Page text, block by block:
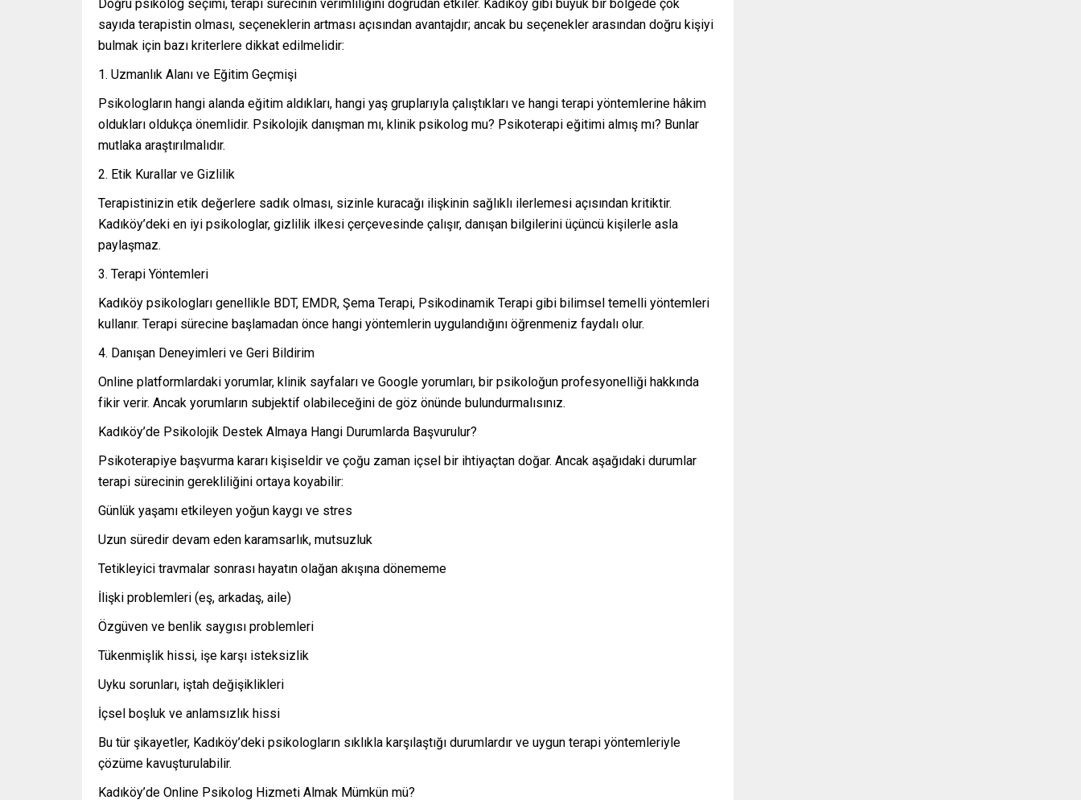
Doğru psikolog seçimi, terapi sürecinin verimliliğini doğrudan etkiler. Kadıköy gibi büyük bir bölgede çok
sayıda terapistin olması, seçeneklerin artması açısından avantajdır; ancak bu seçenekler arasından doğru kişiyi
bulmak için bazı kriterlere dikkat edilmelidir:
1. Uzmanlık Alanı ve Eğitim Geçmişi
Psikologların hangi alanda eğitim aldıkları, hangi yaş gruplarıyla çalıştıkları ve hangi terapi yöntemlerine hâkim
oldukları oldukça önemlidir. Psikolojik danışman mı, klinik psikolog mu? Psikoterapi eğitimi almış mı? Bunlar
mutlaka araştırılmalıdır.
2. Etik Kurallar ve Gizlilik
Terapistinizin etik değerlere sadık olması, sizinle kuracağı ilişkinin sağlıklı ilerlemesi açısından kritiktir.
Kadıköy’deki en iyi psikologlar, gizlilik ilkesi çerçevesinde çalışır, danışan bilgilerini üçüncü kişilerle asla
paylaşmaz.
3. Terapi Yöntemleri
Kadıköy psikologları genellikle BDT, EMDR, Şema Terapi, Psikodinamik Terapi gibi bilimsel temelli yöntemleri
kullanır. Terapi sürecine başlamadan önce hangi yöntemlerin uygulandığını öğrenmeniz faydalı olur.
4. Danışan Deneyimleri ve Geri Bildirim
Online platformlardaki yorumlar, klinik sayfaları ve Google yorumları, bir psikoloğun profesyonelliği hakkında
fikir verir. Ancak yorumların subjektif olabileceğini de göz önünde bulundurmalısınız.
Kadıköy’de Psikolojik Destek Almaya Hangi Durumlarda Başvurulur?
Psikoterapiye başvurma kararı kişiseldir ve çoğu zaman içsel bir ihtiyaçtan doğar. Ancak aşağıdaki durumlar
terapi sürecinin gerekliliğini ortaya koyabilir:
Günlük yaşamı etkileyen yoğun kaygı ve stres
Uzun süredir devam eden karamsarlık, mutsuzluk
Tetikleyici travmalar sonrası hayatın olağan akışına dönememe
İlişki problemleri (eş, arkadaş, aile)
Özgüven ve benlik saygısı problemleri
Tükenmişlik hissi, işe karşı isteksizlik
Uyku sorunları, iştah değişiklikleri
İçsel boşluk ve anlamsızlık hissi
Bu tür şikayetler, Kadıköy’deki psikologların sıklıkla karşılaştığı durumlardır ve uygun terapi yöntemleriyle
çözüme kavuşturulabilir.
Kadıköy’de Online Psikolog Hizmeti Almak Mümkün mü?